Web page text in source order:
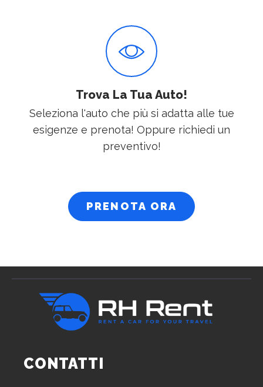
Trova La Tua Auto!
Seleziona l'auto che più si adatta alle tue
esigenze e prenota! Oppure richiedi un
preventivo!
PRENOTA ORA
CONTATTI